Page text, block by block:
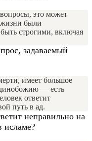
это может
жизни были
строгими, включая
задаваемый
имеет большое
— есть
ответит
путь в ад.
неправильно на
исламе?